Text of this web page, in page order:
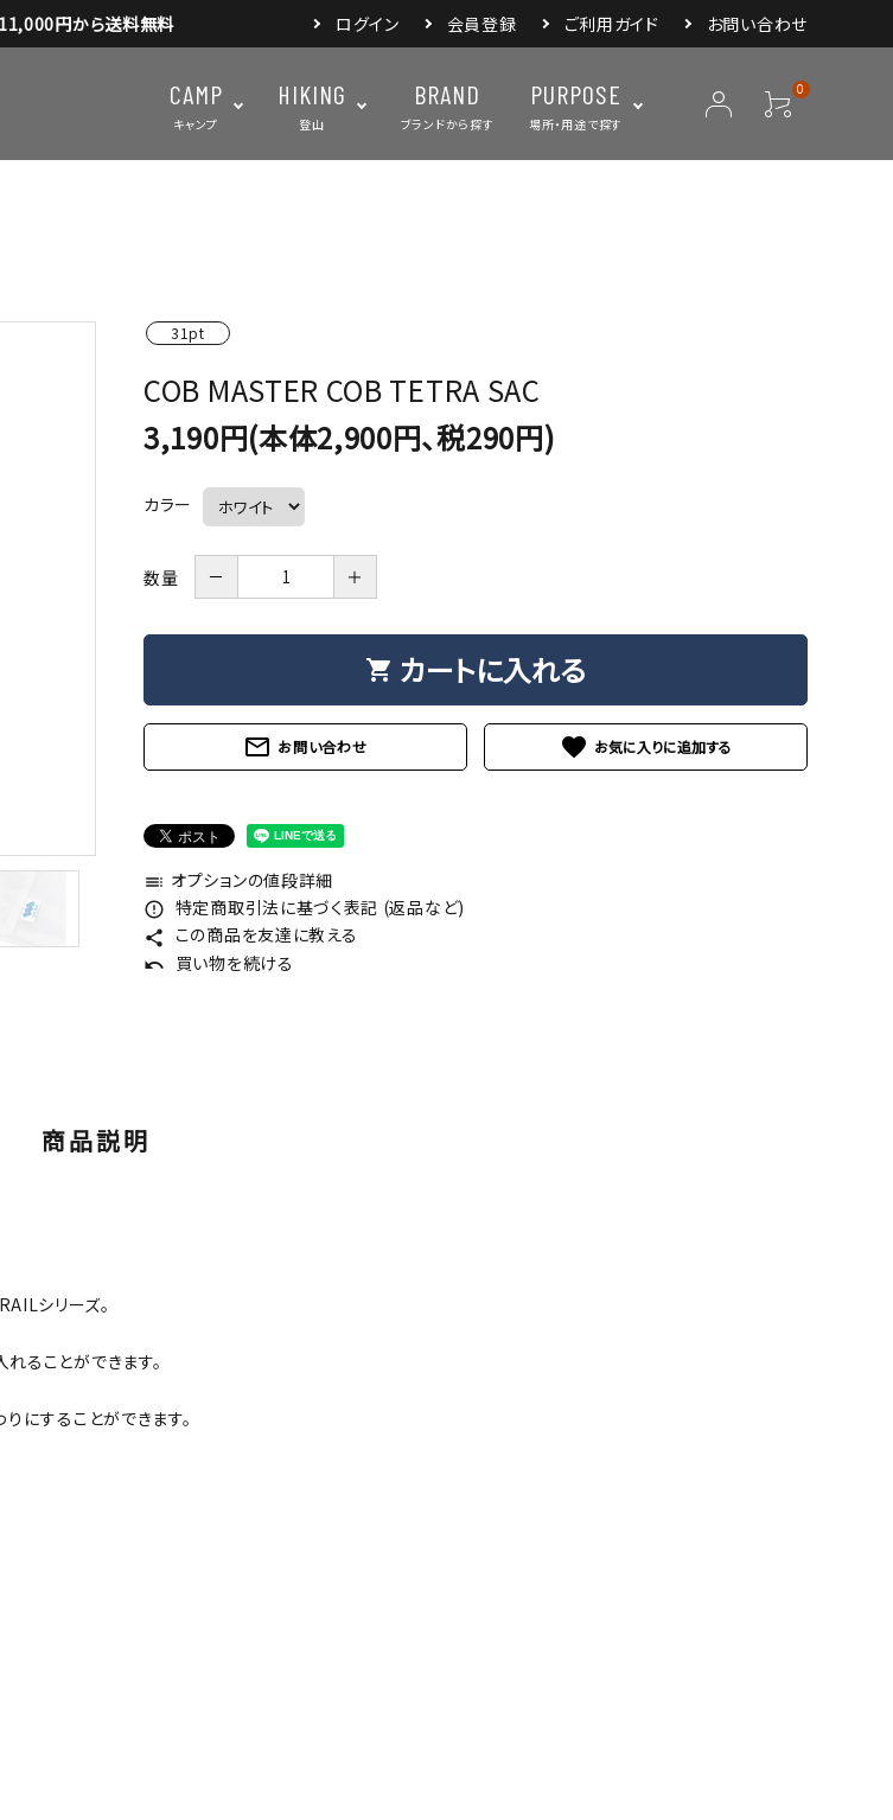
円から送料無料 ログイン 会員登録 ご利用ガイド お問い合わせ
CAMP
キャンプ
HIKING
登山
BRAND
ブランドから探す
PURPOSE
場所・用途で探す
0
31pt
COB MASTER COB TETRA SAC
3,190円(本体2,900円、税290円)
カラー
数量 － ＋
shopping_cart カートに入れる
mail_outline お問い合わせ favorite
toc オプションの値段詳細
error_outline 特定商取引法に基づく表記 (返品など)
share この商品を友達に教える
undo 買い物を続ける
商品説明
シリーズ。
ることができます。
にすることができます。